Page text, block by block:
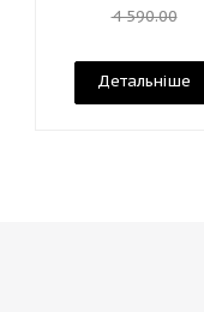
4 590.00
Детальніше